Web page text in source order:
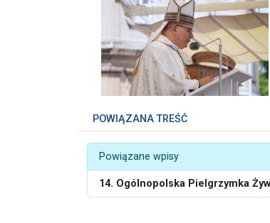
POWIĄZANA TREŚĆ
Powiązane wpisy
14. Ogólnopolska Pielgrzymka